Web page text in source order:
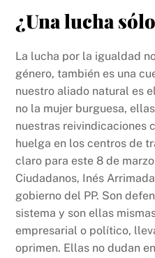
¿Una lucha
La lucha por la igualdad
género, también es una
nuestro aliado natural es
no la mujer burguesa,
nuestras reivindicaciones
huelga en los centros de
claro para este 8 de
Ciudadanos, Inés
gobierno del PP. Son
sistema y son ellas
empresarial o político,
oprimen. Ellas no dudan